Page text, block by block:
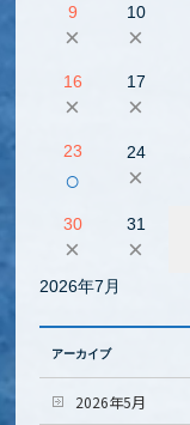
9
×
10
×
16
×
17
×
23
○
24
×
30
×
31
×
2026年7月
アーカイブ
2026年5月